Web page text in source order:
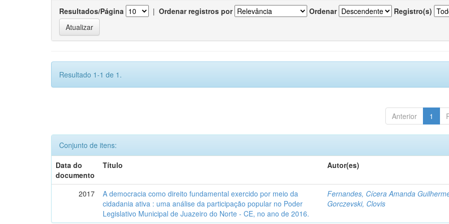
Resultados/Página | Ordenar registros por Ordenar Registro(s)
Resultado 1-1 de 1.
Anterior 1
Conjunto de itens:
Data do
documento
Título Autor(es)
2017
A democracia como direito fundamental exercido por meio da
cidadania ativa : uma análise da participação popular no Poder
Legislativo Municipal de Juazeiro do Norte - CE, no ano de 2016.
Fernandes, Cícera Amanda
Gorczevski, Clovis